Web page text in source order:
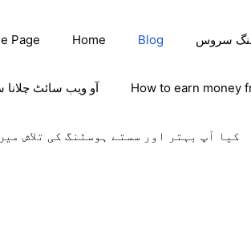
Page Home Blog سروس
آو ویب سائٹ چلانا How to earn money
کیا آپ بہتر اور سستے ہوسٹنگ کی تلاش